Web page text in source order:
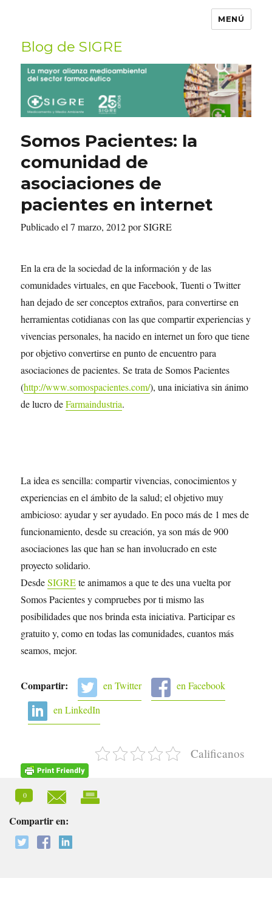
MENÚ
Blog de SIGRE
Buscar
por:
Somos Pacientes: la
comunidad de
asociaciones de
pacientes en internet
Publicado el 7 marzo, 2012 por SIGRE
En la era de la sociedad de la información y de las
comunidades virtuales, en que Facebook, Tuenti o Twitter
han dejado de ser conceptos extraños, para convertirse en
herramientas cotidianas con las que compartir experiencias y
vivencias personales, ha nacido en internet un foro que tiene
por objetivo convertirse en punto de encuentro para
asociaciones de pacientes. Se trata de Somos Pacientes
(http://www.somospacientes.com/), una iniciativa sin ánimo
de lucro deFarmaindustria.
La idea es sencilla: compartir vivencias, conocimientos y
experiencias en el ámbito de la salud; el objetivo muy
ambicioso: ayudar y ser ayudado. En poco más de 1 mes de
funcionamiento, desde su creación, ya son más de 900
asociaciones las que han se han involucrado en este
proyecto solidario.
DesdeSIGREte animamos a quete des una vuelta por
Somos Pacientes y compruebes por ti mismo las
posibilidades que nos brinda esta iniciativa. Participar es
gratuito y, como en todas las comunidades, cuantos más
seamos, mejor.
Compartir: en Twitter
en Facebook
en LinkedIn
Calificanos
0
Compartir en: